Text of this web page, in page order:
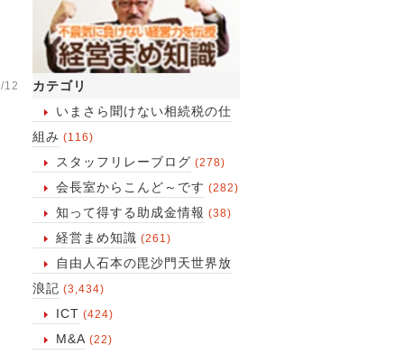
カテゴリ
いまさら聞けない相続税の仕
組み (116)
スタッフリレーブログ (278)
会長室からこんど～です (282)
知って得する助成金情報 (38)
経営まめ知識 (261)
自由人石本の毘沙門天世界放
浪記 (3,434)
ICT (424)
M&A (22)
12